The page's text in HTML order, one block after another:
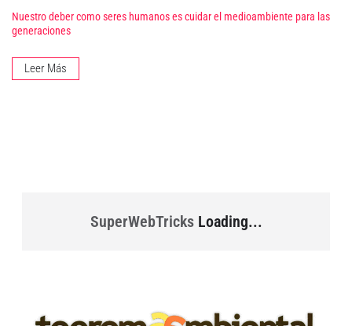
Nuestro deber como seres humanos es cuidar el medioambiente para las
generaciones
Leer Más
SuperWebTricksLoading...